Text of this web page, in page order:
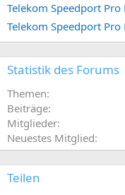
Telekom Speedport
Telekom Speedport
Statistik des Forums
Themen
Beiträge
Mitglieder
Neuestes Mitglied
Teilen